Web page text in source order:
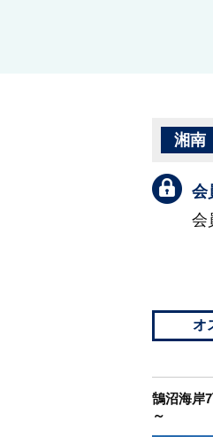
湘南
会
会
オ
鵠沼海岸
～